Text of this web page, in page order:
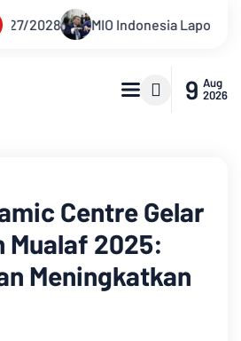
Hotman Paris ke Polda Metro
9 Aug
2026
Centre Gelar
Mualaf 2025:
Meningkatkan